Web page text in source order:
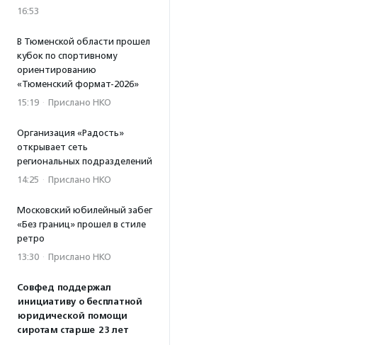
16:53
В Тюменской области прошел
кубок по спортивному
ориентированию
«Тюменский формат-2026»
15:19 · Прислано НКО
Организация «Радость»
открывает сеть
региональных подразделений
14:25 · Прислано НКО
Московский юбилейный забег
«Без границ» прошел в стиле
ретро
13:30 · Прислано НКО
Совфед поддержал
инициативу о бесплатной
юридической помощи
сиротам старше 23 лет